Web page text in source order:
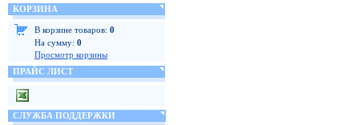
КОРЗИНА
В корзине товаров: 0
На сумму: 0
Просмотр корзины
ПРАЙС ЛИСТ
СЛУЖБА ПОДДЕРЖКИ